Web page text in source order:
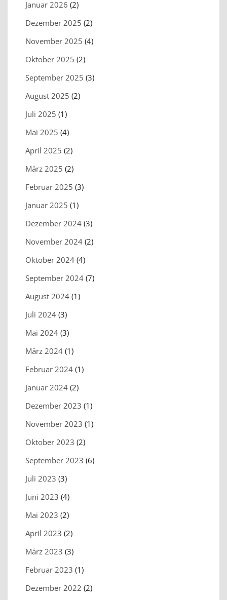
Januar 2026 (2)
Dezember 2025 (2)
November 2025 (4)
Oktober 2025 (2)
September 2025 (3)
August 2025 (2)
Juli 2025 (1)
Mai 2025 (4)
April 2025 (2)
März 2025 (2)
Februar 2025 (3)
Januar 2025 (1)
Dezember 2024 (3)
November 2024 (2)
Oktober 2024 (4)
September 2024 (7)
August 2024 (1)
Juli 2024 (3)
Mai 2024 (3)
März 2024 (1)
Februar 2024 (1)
Januar 2024 (2)
Dezember 2023 (1)
November 2023 (1)
Oktober 2023 (2)
September 2023 (6)
Juli 2023 (3)
Juni 2023 (4)
Mai 2023 (2)
April 2023 (2)
März 2023 (3)
Februar 2023 (1)
Dezember 2022 (2)